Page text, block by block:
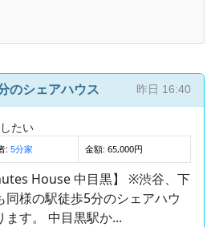
のシェアハウス 昨日 16:40
たい
: 5分家 金額: 65,000円
House 中目黒】 ※渋谷、下
同様の駅徒歩5分のシェアハウ
ます。 中目黒駅か...